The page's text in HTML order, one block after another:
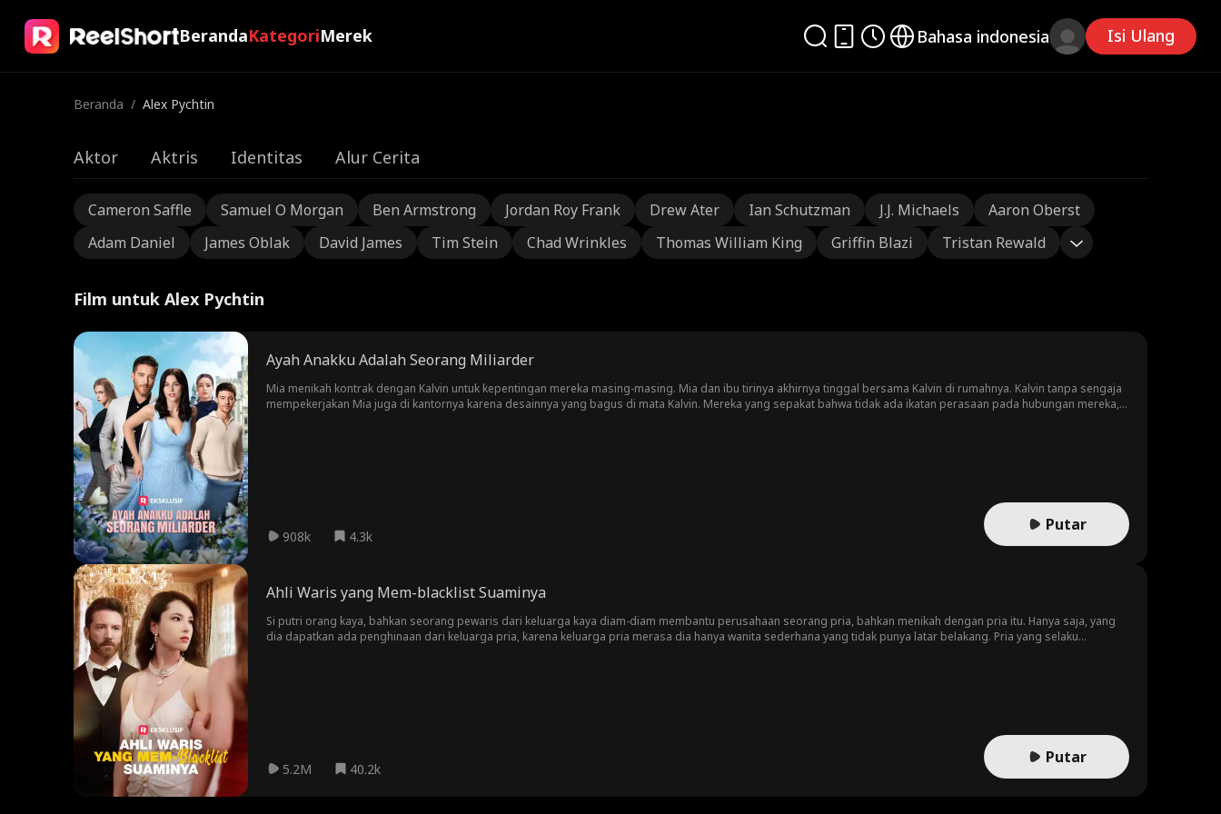
BerandaKategoriMerek Bahasa indonesia Isi Ulang
Beranda / Alex Pychtin
Aktor Aktris Identitas Alur Cerita
Cameron Saffle Samuel O Morgan Ben Armstrong Jordan Roy Frank Drew Ater Ian Schutzman J.J. Michaels
Aaron Oberst
Adam Daniel
James Oblak David James Tim Stein Chad Wrinkles Thomas William King Griffin Blazi Tristan Rewald
Film untuk Alex Pychtin
Ayah Anakku Adalah Seorang Miliarder
Mia menikah kontrak dengan Kalvin untuk kepentingan mereka masing-masing. Mia dan ibu tirinya akhirnya tinggal bersama Kalvin di rumahnya. Kalvin tanpa sengaja
mempekerjakan Mia juga di kantornya karena desainnya yang bagus di mata Kalvin. Mereka yang sepakat bahwa tidak ada ikatan perasaan pada hubungan mereka,
908k 4.3k
Putar
Ahli Waris yang Mem-blacklist Suaminya
Si putri orang kaya, bahkan seorang pewaris dari keluarga kaya diam-diam membantu perusahaan seorang pria, bahkan menikah dengan pria itu. Hanya saja, yang
dia dapatkan ada penghinaan dari keluarga pria, karena keluarga pria merasa dia hanya wanita sederhana yang tidak punya latar belakang. Pria yang selaku
5.2M 40.2k
Putar